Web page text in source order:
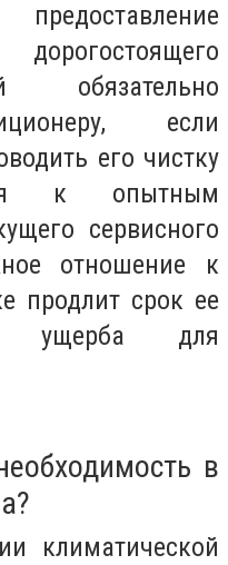
обязательно
если
его чистку
к опытным
сервисного
отношение к
продлит срок ее
ущерба для
в
климатической